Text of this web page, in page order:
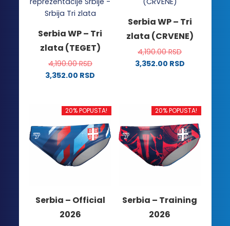
Serbia WP – Tri
zlata (TEGET)
4,190.00RSD
3,352.00 RSD
ima
varijanti.
Opcije
mogu
biti
stranici
proizvoda.
Serbia WP – Tri
zlata (CRVENE)
4,190.00RSD
3,352.00 RSD
više
varijanti.
Opcije
mogu
biti
izabrane
proizvoda.
20% POPUSTA!
Serbia – Official
2026
20% POPUSTA!
Serbia – Training
2026